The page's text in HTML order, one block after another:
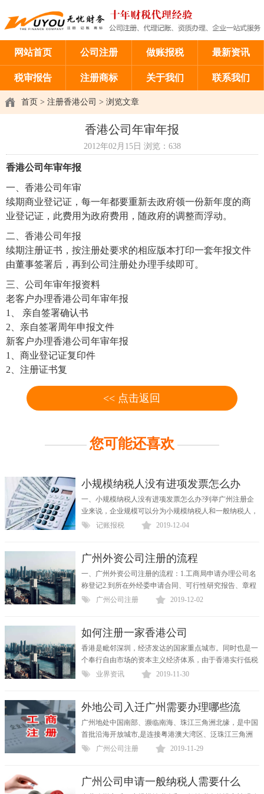
网站首页 公司注册 做账报税 最新资讯
税审报告 注册商标 关于我们 联系我们
首页 > 注册香港公司 > 浏览文章
香港公司年审年报
2012年02月15日 浏览： 638
香港公司年审年报
一、香港公司年审
续期商业登记证，每一年都要重新去政府领一份新年度的商
业登记证，此费用为政府费用，随政府的调整而浮动。
二、香港公司年报
续期注册证书，按注册处要求的相应版本打印一套年报文件
由董事签署后，再到公司注册处办理手续即可。
三、公司年审年报资料
老客户办理香港公司年审年报
1、 亲自签署确认书
2、亲自签署周年申报文件
新客户办理香港公司年审年报
1、商业登记证复印件
2、注册证书复
<< 点击返回
您可能还喜欢
小规模纳税人没有进项发票怎么办
一、小规模纳税人没有进项发票怎么办?列举广州注册企
业来说，企业规模可以分为小规模纳税人和一般纳税人，
对于两者税务机关是采用不同的方式进行税政的，那么，
记账报税 2019-12-04
广州外资公司注册的流程
一、广州外资公司注册的流程：1.工商局申请办理公司名
称登记2.到所在外经委申请合同、可行性研究报告、章程
批复3.领取批准证书4.登记机关统一领取营业执照5.刻章
广州公司注册 2019-12-02
如何注册一家香港公司
香港是毗邻深圳，经济发达的国家重点城市。同时也是一
个奉行自由市场的资本主义经济体系，由于香港实行低税
率的简单税制，个人薪俸税超过免税额后按不同比例计
业界资讯 2019-11-30
外地公司入迁广州需要办理哪些流
广州地处中国南部、濒临南海、珠江三角洲北缘，是中国
首批沿海开放城市,是连接粤港澳大湾区、泛珠江三角洲
经济区发展的枢纽城市。吸引了大量客商以及大量外资企
广州公司注册 2019-11-29
广州公司申请一般纳税人需要什么